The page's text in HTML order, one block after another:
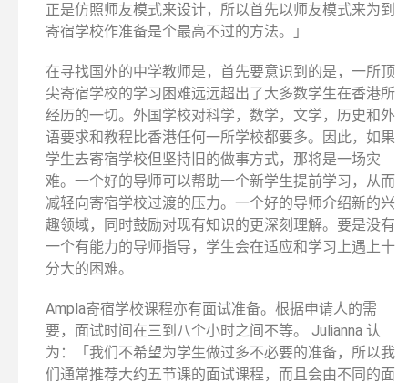
正是仿照师友模式来设计，所以首先以师友模式来为到
寄宿学校作准备是个最高不过的方法。」
在寻找国外的中学教师是，首先要意识到的是，一所顶
尖寄宿学校的学习困难远远超出了大多数学生在香港所
经历的一切。外国学校对科学，数学，文学，历史和外
语要求和教程比香港任何一所学校都要多。因此，如果
学生去寄宿学校但坚持旧的做事方式，那将是一场灾
难。一个好的导师可以帮助一个新学生提前学习，从而
减轻向寄宿学校过渡的压力。一个好的导师介绍新的兴
趣领域，同时鼓励对现有知识的更深刻理解。要是没有
一个有能力的导师指导，学生会在适应和学习上遇上十
分大的困难。
Ampla寄宿学校课程亦有面试准备。根据申请人的需
要，面试时间在三到八个小时之间不等。 Julianna 认
为：「我们不希望为学生做过多不必要的准备，所以我
们通常推荐大约五节课的面试课程，而且会由不同的面